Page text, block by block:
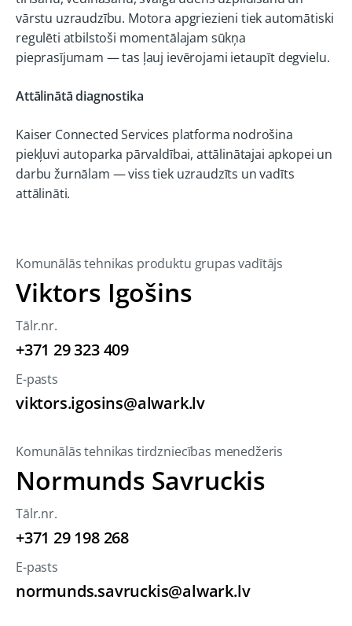
vārstu uzraudzību. Motora apgriezieni tiek automātiski
regulēti atbilstoši momentālajam sūkņa
pieprasījumam — tas ļauj ievērojami ietaupīt degvielu.
Attālinātā diagnostika
Kaiser Connected Services platforma nodrošina
piekļuvi autoparka pārvaldībai, attālinātajai apkopei un
darbu žurnālam — viss tiek uzraudzīts un vadīts
attālināti.
Komunālās tehnikas produktu grupas vadītājs
Viktors Igošins
Tālr.nr.
+371 29 323 409
E-pasts
viktors.igosins@alwark.lv
Komunālās tehnikas tirdzniecības menedžeris
Normunds Savruckis
Tālr.nr.
+371 29 198 268
E-pasts
normunds.savruckis@alwark.lv